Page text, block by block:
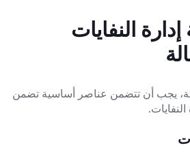
النفايات
يجب أن تتضمن عناصر أساسية تضمن